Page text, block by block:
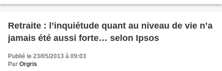
Retraite : l’inquiétude quant au niveau de vie n’a
jamais été aussi forte… selon Ipsos
Publié le 23/05/2013 à 09:03
Par Orgris